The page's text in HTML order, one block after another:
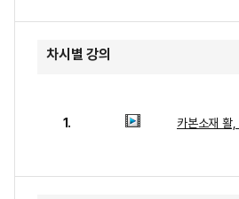
차시별 강의
1. 카본소재 활